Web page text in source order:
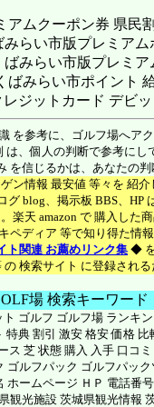
ムクーポン券 県民
らい市版プレミアム
みらい市版プレミア
みらい市ポイント
ジットカード デビ
を参考に、ゴルフ場へアク
、個人の判断で参考にし
信じるかは、あなたの判
ン情報 最安値 等々を 紹介
blog、掲示板 BBS、HP
楽天 amazon で 購入した商
ペディア 等で知り得た情
ト関連 お薦めリンク集 ◆ を
検索サイト に登録される
場 検索キーワード
ゴルフ ゴルフ場 ランキ
典 割引 激安 格安 価格
ス 芝 状態 購入 入手 口コ
ルフパック ゴルフパッ
ームページ ＨＰ 電話番
観光施設 茨城県観光情報